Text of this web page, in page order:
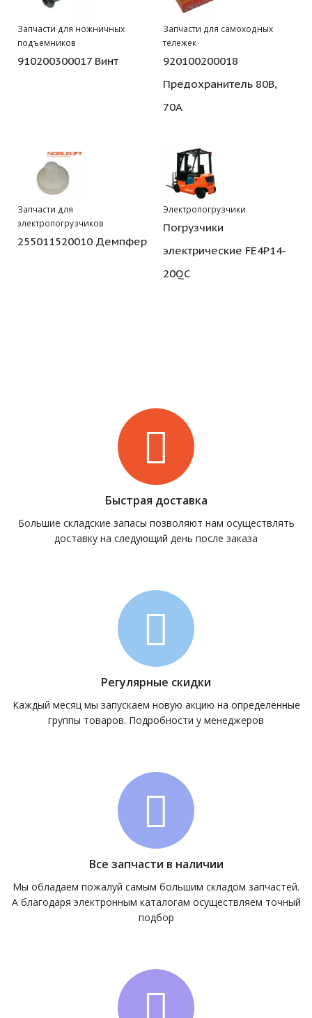
Запчасти для ножничных
подъемников
910200300017 Винт
Запчасти для самоходных
тележек
920100200018
Предохранитель 80В,
70А
Запчасти для
электропогрузчиков
255011520010 Демпфер
Электропогрузчики
Погрузчики
электрические FE4P14-
20QC
Быстрая доставка
Большие складские запасы позволяют нам осуществлять
доставку на следующий день после заказа
Регулярные скидки
Каждый месяц мы запускаем новую акцию на определённые
группы товаров. Подробности у менеджеров
Все запчасти в наличии
Мы обладаем пожалуй самым большим складом запчастей.
А благодаря электронным каталогам осуществляем точный
подбор